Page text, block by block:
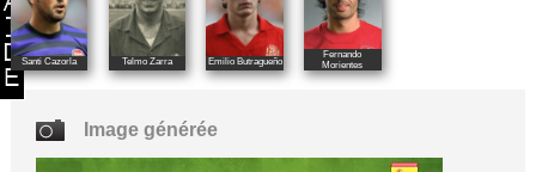
Santi Cazorla Telmo Zarra Emilio Butragueño
Fernando
Morientes
Image générée